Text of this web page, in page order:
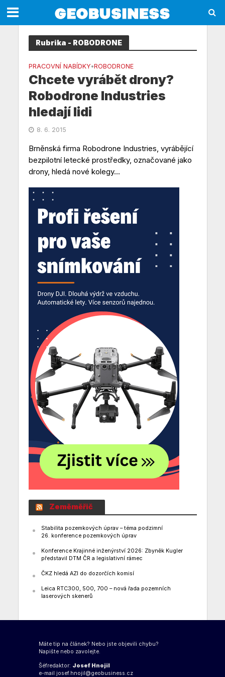
Rubrika - ROBODRONE
PRACOVNÍ NABÍDKY•ROBODRONE
Chcete vyrábět drony?
Robodrone Industries
hledají lidi
8. 6. 2015
Brněnská firma Robodrone Industries, vyrábějící
bezpilotní letecké prostředky, označované jako
drony, hledá nové kolegy...
Zeměměřič
Stabilita pozemkových úprav – téma podzimní
26. konference pozemkových úprav
Konference Krajinné inženýrství 2026: Zbyněk Kugler
představil DTM ČR a legislativní rámec
ČKZ hledá AZI do dozorčích komisí
Leica RTC300, 500, 700 – nová řada pozemních
laserových skenerů
Máte tip na článek? Nebo jste objevili chybu?
Napište nebo zavolejte.
Šéfredaktor: Josef Hnojil
e-mail josef.hnojil@geobusiness.cz